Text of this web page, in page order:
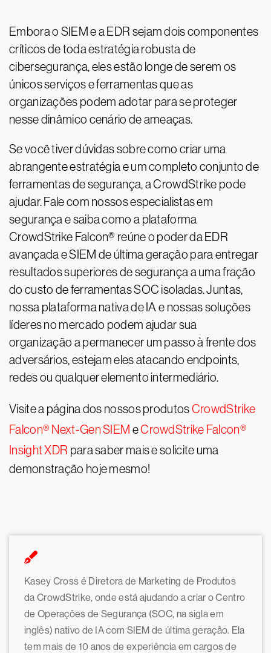
Embora o SIEM e a EDR sejam dois componentes
críticos de toda estratégia robusta de
cibersegurança, eles estão longe de serem os
únicos serviços e ferramentas que as
organizações podem adotar para se proteger
nesse dinâmico cenário de ameaças.
Se você tiver dúvidas sobre como criar uma
abrangente estratégia e um completo conjunto de
ferramentas de segurança, a CrowdStrike pode
ajudar. Fale com nossos especialistas em
segurança e saiba como a plataforma
CrowdStrike Falcon® reúne o poder da EDR
avançada e SIEM de última geração para entregar
resultados superiores de segurança a uma fração
do custo de ferramentas SOC isoladas. Juntas,
nossa plataforma nativa de IA e nossas soluções
líderes no mercado podem ajudar sua
organização a permanecer um passo à frente dos
adversários, estejam eles atacando endpoints,
redes ou qualquer elemento intermediário.
Visite a página dos nossos produtosCrowdStrike
Falcon® Next-Gen SIEM eCrowdStrike Falcon®
Insight XDR para saber mais e solicite uma
demonstração hoje mesmo!
Kasey Cross é Diretora de Marketing de Produtos
da CrowdStrike, onde está ajudando a criar o Centro
de Operações de Segurança (SOC, na sigla em
inglês) nativo de IA com SIEM de última geração. Ela
tem mais de 10 anos de experiência em cargos de